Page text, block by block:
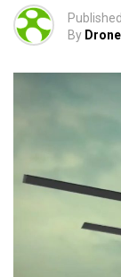
Published
By